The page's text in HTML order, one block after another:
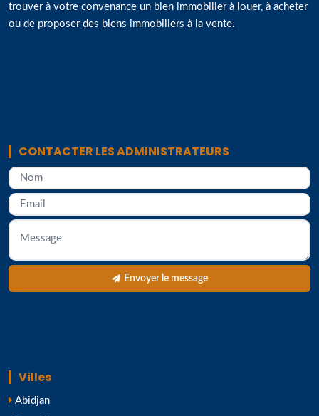
trouver à votre convenance un bien immobilier à louer, à acheter
ou de proposer des biens immobiliers à la vente.
CONTACTER LES ADMINISTRATEURS
Envoyer le message
Villes
Abidjan